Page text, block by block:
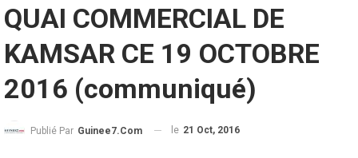
QUAI COMMERCIAL DE
KAMSAR CE 19 OCTOBRE
2016 (communiqué)
Publié Par Guinee7.com le 21 Oct, 2016